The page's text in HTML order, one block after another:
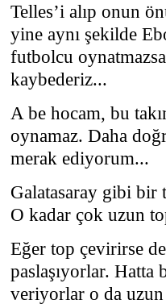
Telles’i alıp onun
yine aynı şekilde
futbolcu
kaybederiz...
A be hocam, bu
oynamaz. Daha
merak ediyorum...
Galatasaray gibi bir
O kadar çok uzun
Eğer top çevirirse
paslaşıyorlar. Hatta
veriyorlar o da